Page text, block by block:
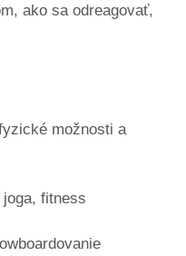
ako sa odreagovať,
možnosti a
fitness